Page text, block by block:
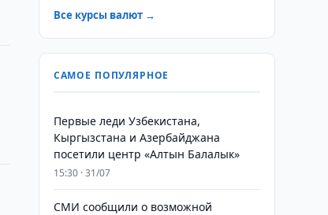
Все курсы валют →
САМОЕ ПОПУЛЯРНОЕ
Первые леди Узбекистана,
Кыргызстана и Азербайджана
посетили центр «Алтын Балалык»
15:30 · 31/07
СМИ сообщили о возможной